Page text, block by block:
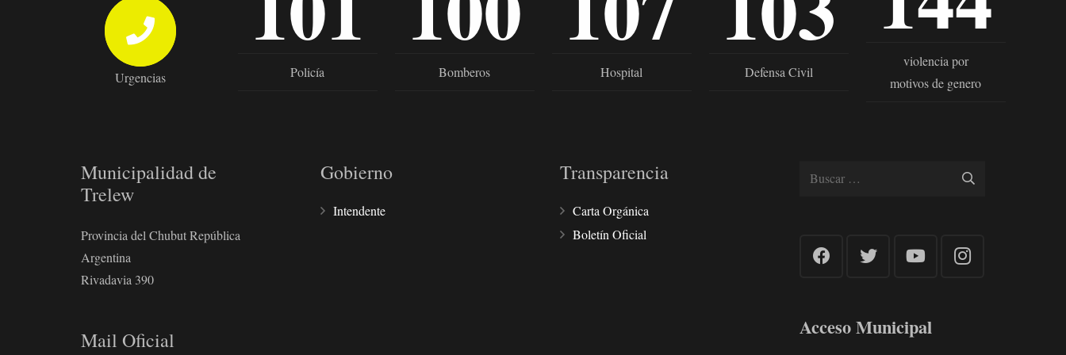
Urgencias Policía Bomberos Hospital Defensa Civil
violencia por
motivos de genero
Municipalidad de
Trelew
Provincia del Chubut República
Argentina
Rivadavia 390
Mail Oficial
Gobierno
Intendente
Transparencia
Carta Orgánica
Boletín Oficial
Buscar:
Acceso Municipal